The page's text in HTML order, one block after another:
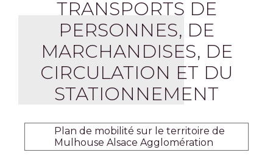
TRANSPORTS DE
PERSONNES, DE
MARCHANDISES, DE
CIRCULATION ET DU
STATIONNEMENT
Plan de mobilité sur le territoire de
Mulhouse Alsace Agglomération